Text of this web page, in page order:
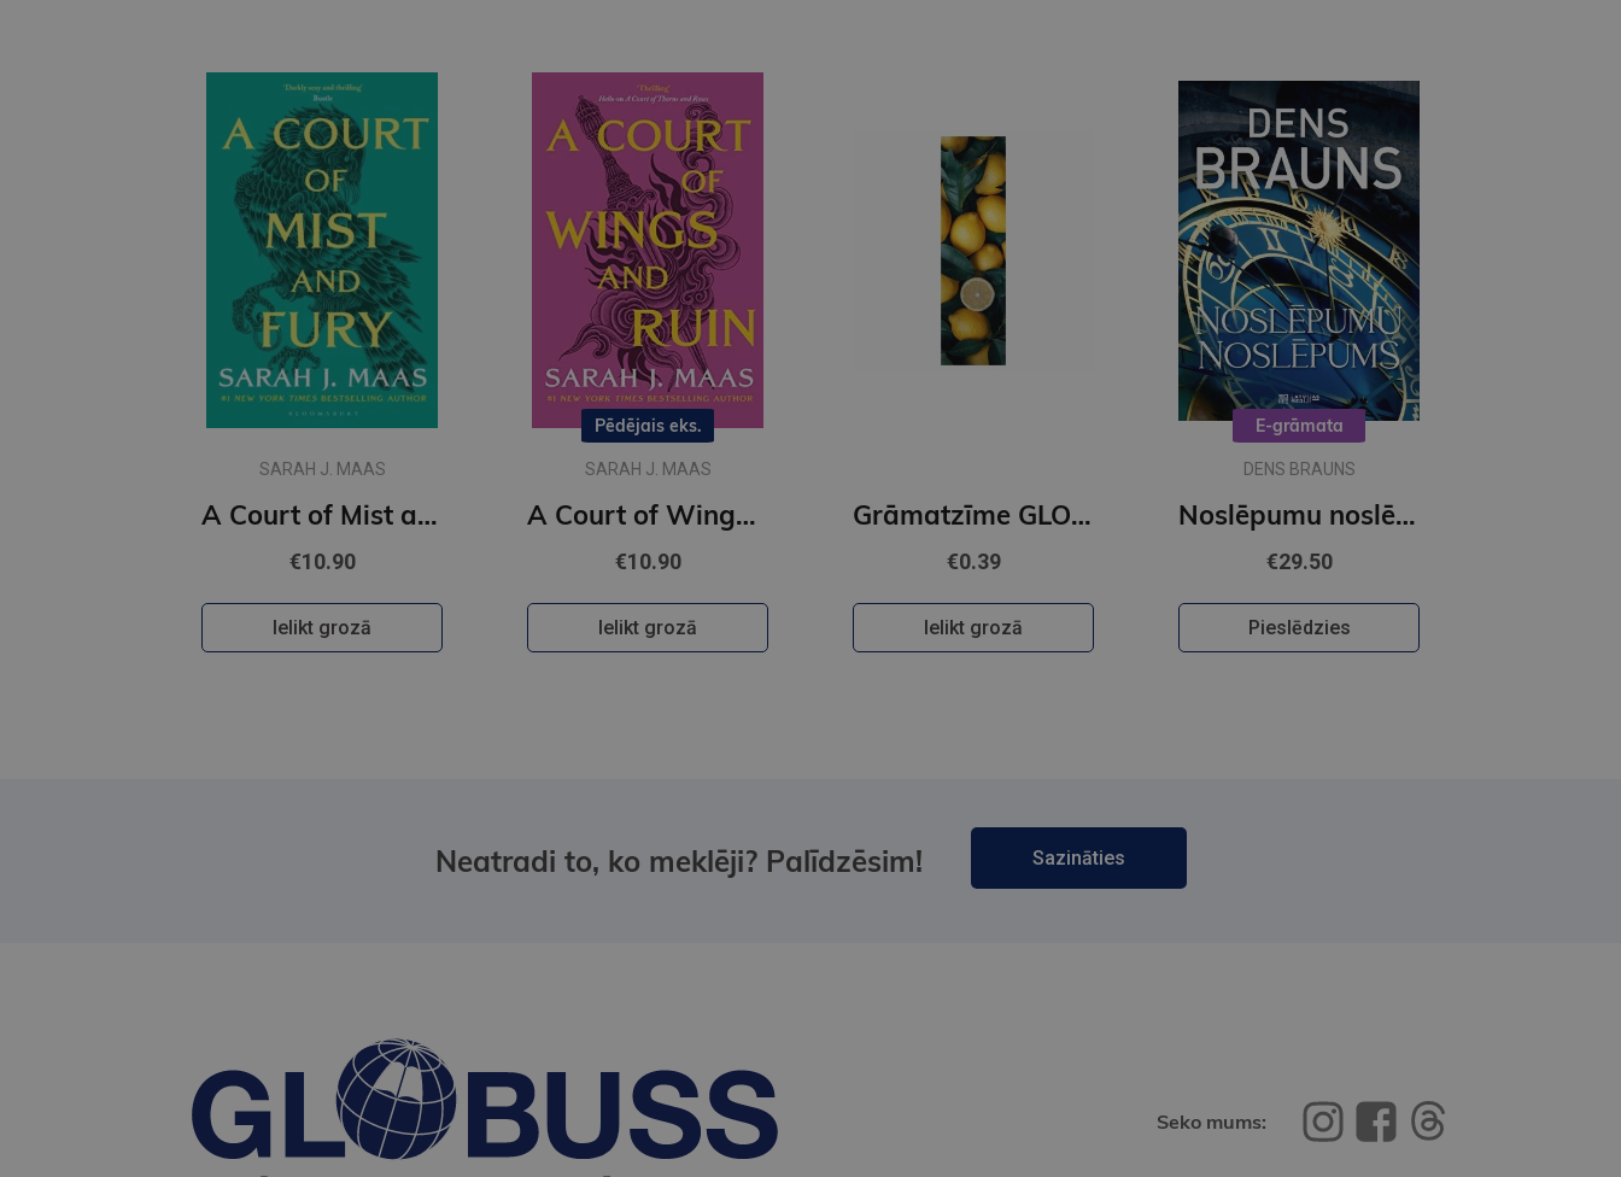
SARAH J. MAAS
A Court of Mist and Fury : 2
€10.90
Ielikt grozā
Pēdējais eks.
SARAH J. MAAS
A Court of Wings and Ruin : 3
€10.90
Ielikt grozā
Grāmatzīme GLOBUSS - Citroni
€0.39
Ielikt grozā
E-grāmata
DENS BRAUNS
Noslēpumu noslēpums (e-grāmata)
€29.50
Pieslēdzies
Neatradi to, ko meklēji? Palīdzēsim! Sazināties
Seko mums: